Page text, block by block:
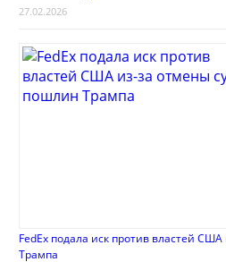
27.02.2026
FedEx подала иск против властей
Трампа